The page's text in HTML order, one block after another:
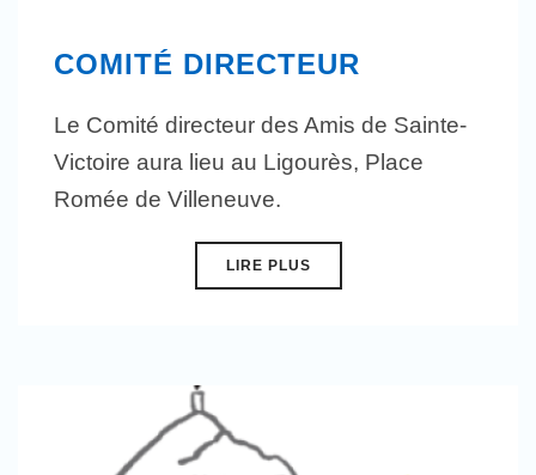
COMITÉ DIRECTEUR
Le Comité directeur des Amis de Sainte-
Victoire aura lieu au Ligourès, Place
Romée de Villeneuve.
LIRE PLUS